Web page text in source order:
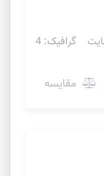
پردازنده: Core i7-12650H رم: 16 گیگابایت گرافیک: 4
مقایسه